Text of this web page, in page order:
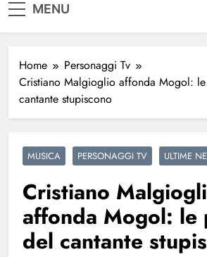
MENU
Home
Personaggi Tv
Cristiano Malgioglio affonda Mogol:
cantante stupiscono
MUSICA PERSONAGGI TV ULTIME
Cristiano
affonda Mogol: le
del cantante